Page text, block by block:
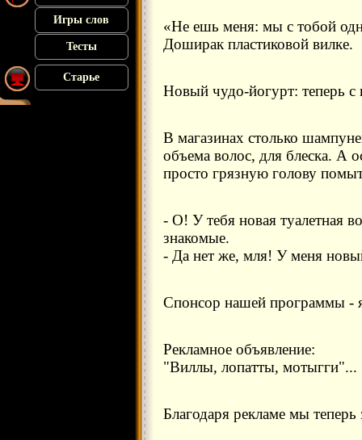
Игры слов
Тесты
Старье
«Не ешь меня: мы с тобой
Доширак пластиковой вилке.
Новый чудо-йогурт: теперь с
В магазинах столько
объема волос, для блеска. А
просто грязную голову
- О! У тебя новая туалетная
знакомые.
- Да нет же, мля! У меня
Спонсор нашей программы -
Рекламное объявление:
"Виллы, лопатты, мотыгги"...
Благодаря рекламе мы